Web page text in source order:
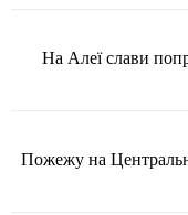
На Алеї слави
Пожежу на